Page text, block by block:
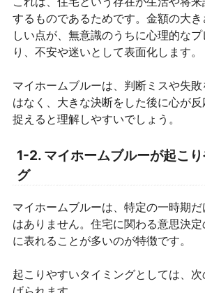
するものであるためです。金額の大
しい点が、無意識のうちに心理的な
り、不安や迷いとして表面化します。
マイホームブルーは、判断ミスや失
はなく、大きな決断をした後に心が
捉えると理解しやすいでしょう。
1-2. マイホームブルーが起こ
グ
マイホームブルーは、特定の一時期
はありません。住宅に関わる意思決
に表れることが多いのが特徴です。
起こりやすいタイミングとしては、